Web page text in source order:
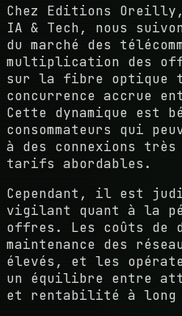
Chez Editions Oreilly,
IA & Tech, nous
du marché des
multiplication des
sur la fibre optique
concurrence accrue
Cette dynamique est
consommateurs qui
à des connexions
tarifs abordables.
Cependant, il est
vigilant quant à la
offres. Les coûts de
maintenance des
élevés, et les
un équilibre entre
et rentabilité à long